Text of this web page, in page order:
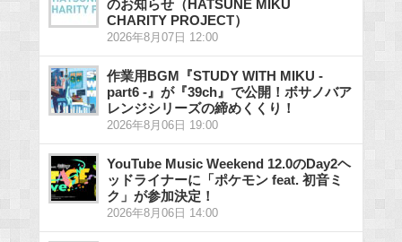
のお知らせ（HATSUNE MIKU
CHARITY PROJECT）
2026年8月07日 12:00
作業用BGM『STUDY WITH MIKU -
part6 -』が『39ch』で公開！ボサノバア
レンジシリーズの締めくくり！
2026年8月06日 19:00
YouTube Music Weekend 12.0のDay2ヘ
ッドライナーに「ポケモン feat. 初音ミ
ク」が参加決定！
2026年8月06日 14:00